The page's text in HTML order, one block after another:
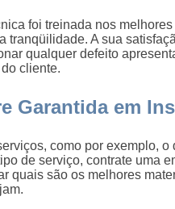
foi treinada nos
tranqüilidade. A sua
qualquer defeito
cliente.
Garantida em
como por exemplo,
de serviço, contrate uma
quais são os melhores